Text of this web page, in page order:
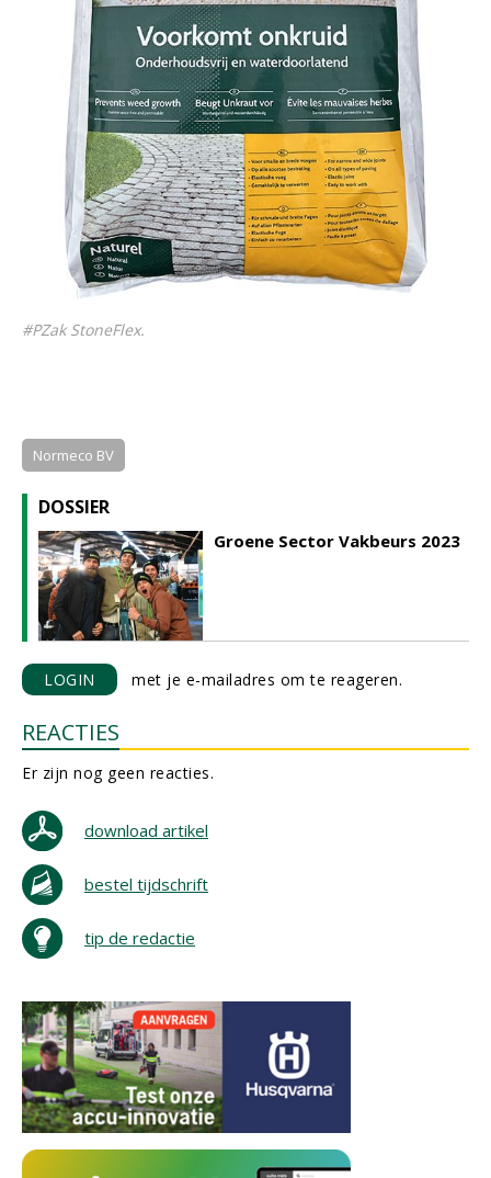
#PZak StoneFlex.
Normeco BV
DOSSIER
Groene Sector Vakbeurs 2023
LOGIN met je e-mailadres om te reageren.
REACTIES
Er zijn nog geen reacties.
download artikel
bestel tijdschrift
tip de redactie